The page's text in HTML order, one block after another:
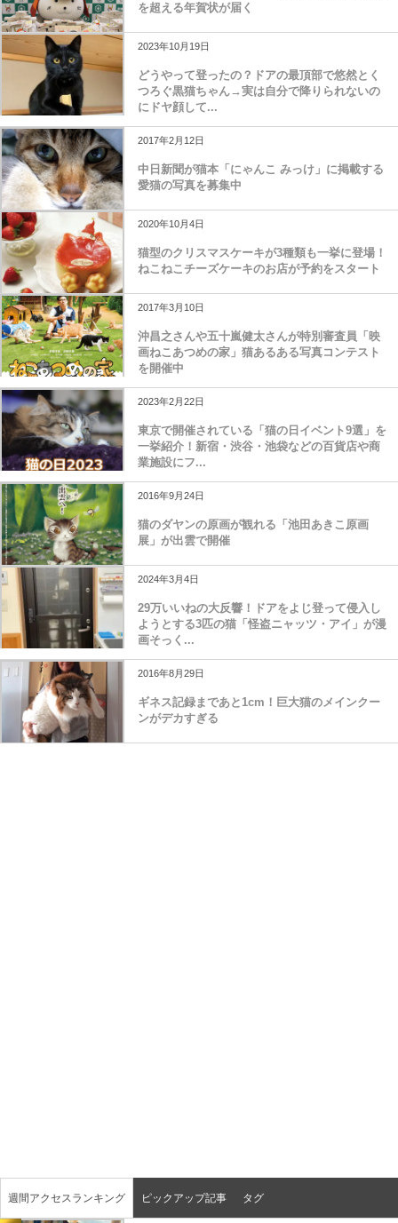
を超える年賀状が届く
2023年10月19日
どうやって登ったの？ドアの最頂部で悠然とく
つろぐ黒猫ちゃん→実は自分で降りられないの
にドヤ顔して...
2017年2月12日
中日新聞が猫本「にゃんこ みっけ」に掲載する
愛猫の写真を募集中
2020年10月4日
猫型のクリスマスケーキが3種類も一挙に登場！
ねこねこチーズケーキのお店が予約をスタート
2017年3月10日
沖昌之さんや五十嵐健太さんが特別審査員「映
画ねこあつめの家」猫あるある写真コンテスト
を開催中
2023年2月22日
東京で開催されている「猫の日イベント9選」を
一挙紹介！新宿・渋谷・池袋などの百貨店や商
業施設にフ...
2016年9月24日
猫のダヤンの原画が観れる「池田あきこ原画
展」が出雲で開催
2024年3月4日
29万いいねの大反響！ドアをよじ登って侵入し
ようとする3匹の猫「怪盗ニャッツ・アイ」が漫
画そっく...
2016年8月29日
ギネス記録まであと1cm！巨大猫のメインクー
ンがデカすぎる
週間アクセスランキング ピックアップ記事 タグ